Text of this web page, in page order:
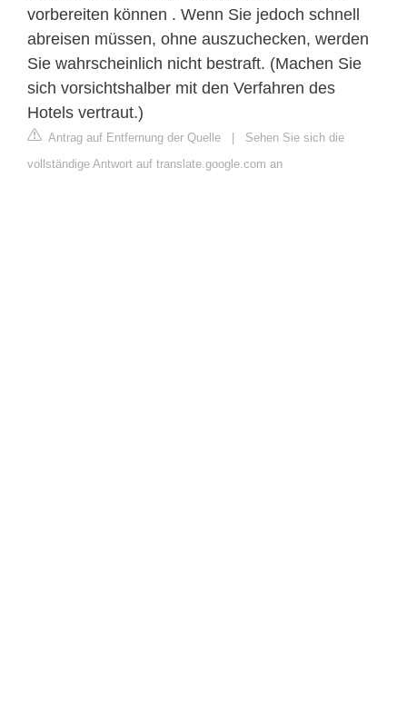
vorbereiten können . Wenn Sie jedoch schnell
abreisen müssen, ohne auszuchecken, werden
Sie wahrscheinlich nicht bestraft. (Machen Sie
sich vorsichtshalber mit den Verfahren des
Hotels vertraut.)
Antrag auf Entfernung der Quelle | Sehen Sie sich die
vollständige Antwort auf translate.google.com an